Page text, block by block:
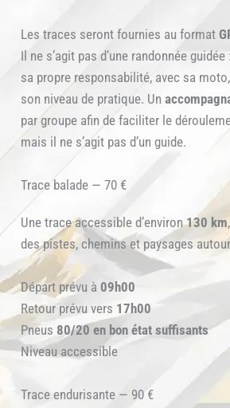
Les traces seront fournies au format
Il ne s’agit pas d’une randonnée
sa propre responsabilité, avec sa
son niveau de pratique. Un
par groupe afin de faciliter le
mais il ne s’agit pas d’un guide.
Trace balade — 70 €
Une trace accessible d’environ130 km
des pistes, chemins et paysages
Départ prévu à 09h00
Retour prévu vers 17h00
Pneus 80/20 en bon état suffisants
Niveau accessible
Trace endurisante — 90 €